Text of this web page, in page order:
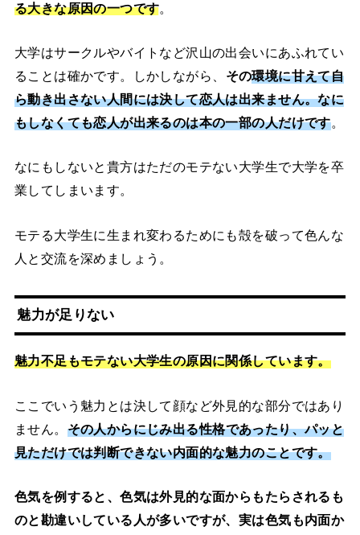
る大きな原因の一つです
大学はサークルやバイトなど沢山の出会いにあふれてい
ることは確かです。しかしながら、 その環境に甘えて自
ら動き出さない人間には決して恋人は出来ません。なに
もしなくても恋人が出来るのは本の一部の人だけです。
なにもしないと貴方はただのモテない大学生で大学を卒
業してしまいます。
モテる大学生に生まれ変わるためにも殻を破って色んな
人と交流を深めましょう。
魅力が足りない
魅力不足もモテない大学生の原因に関係しています。
ここでいう魅力とは決して顔など外見的な部分ではあり
ません。 その人からにじみ出る性格であったり、パッと
見ただけでは判断できない内面的な魅力のことです。
色気を例すると、色気は外見的な面からもたらされるも
のと勘違いしている人が多いですが、実は色気も内面か